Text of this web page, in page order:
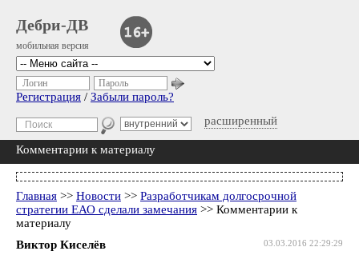
Дебри-ДВ
мобильная версия
расширенный
Логин Пароль
Регистрация / Забыли пароль?
Комментарии к материалу
Главная >> Новости >> Разработчикам долгосрочной
стратегии ЕАО сделали замечания >> Комментарии к
материалу
03.03.2016 22:29:29
Виктор Киселёв